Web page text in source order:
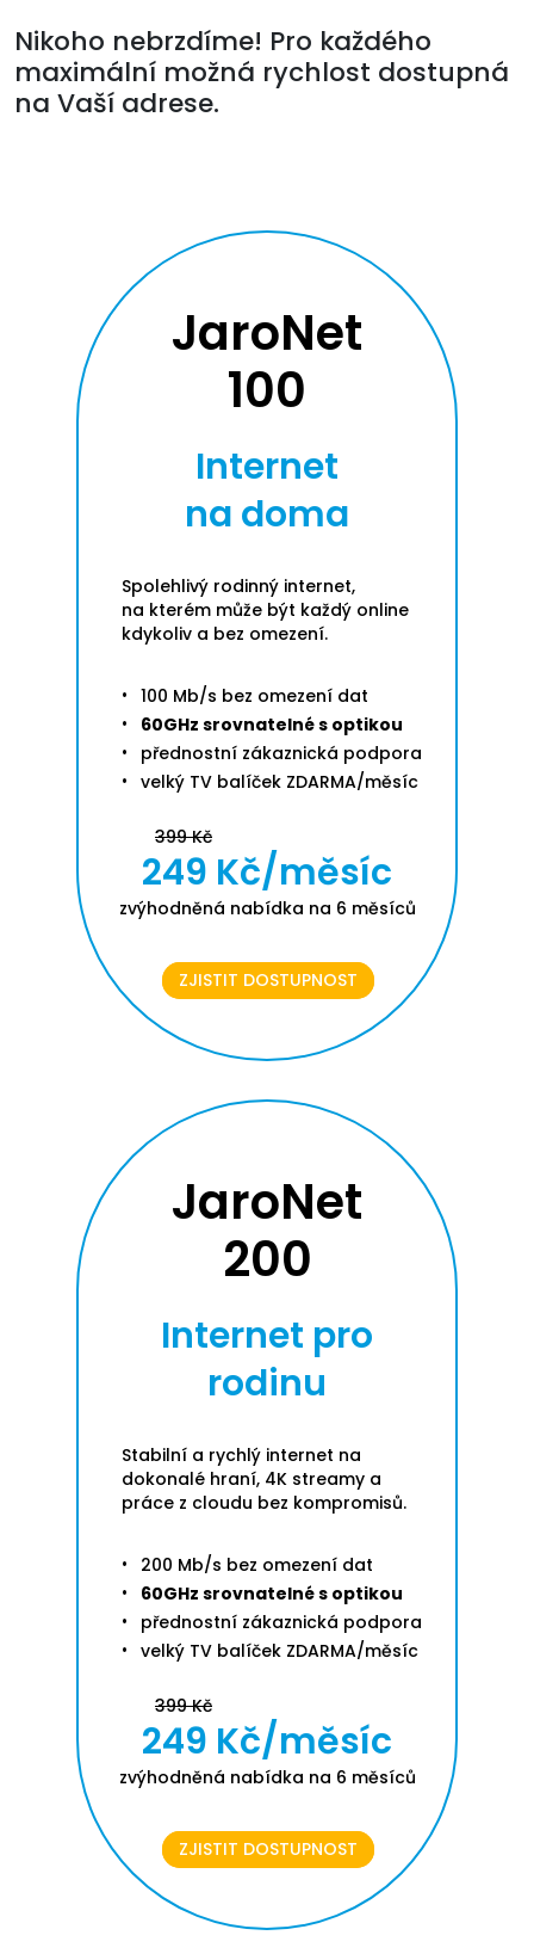
Nikoho nebrzdíme! Pro každého
maximální možná rychlost dostupná
na Vaší adrese.
JaroNet
100
Internet
na doma
Spolehlivý rodinný internet,
na kterém může být každý online
kdykoliv a bez omezení.
100 Mb/s bez omezení dat
60GHz srovnatelné s optikou
přednostní zákaznická podpora
velký TV balíček ZDARMA/měsíc
399 Kč
249 Kč/měsíc
zvýhodněná nabídka na 6 měsíců
ZJISTIT DOSTUPNOST
JaroNet
200
Internet pro
rodinu
Stabilní a rychlý internet na
dokonalé hraní, 4K streamy a
práce z cloudu bez kompromisů.
200 Mb/s bez omezení dat
60GHz srovnatelné s optikou
přednostní zákaznická podpora
velký TV balíček ZDARMA/měsíc
399 Kč
249 Kč/měsíc
zvýhodněná nabídka na 6 měsíců
ZJISTIT DOSTUPNOST